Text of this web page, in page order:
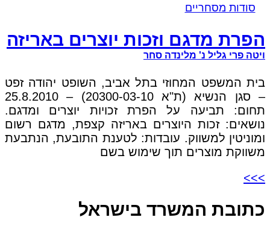
סודות מסחריים
הפרת מדגם וזכות יוצרים באריזה
ויטה פרי גליל נ' מלינדה סחר
בית המשפט המחוזי בתל אביב, השופט יהודה זפט
– סגן הנשיא (ת"א 20300-03-10) – 25.8.2010
תחום: תביעה על הפרת זכויות יוצרים ומדגם.
נושאים: זכות היוצרים באריזה קצפת, מדגם רשום
ומוניטין למשווק. עובדות: לטענת התובעת, הנתבעת
משווקת מוצרים תוך שימוש בשם
>>>
כתובת המשרד בישראל